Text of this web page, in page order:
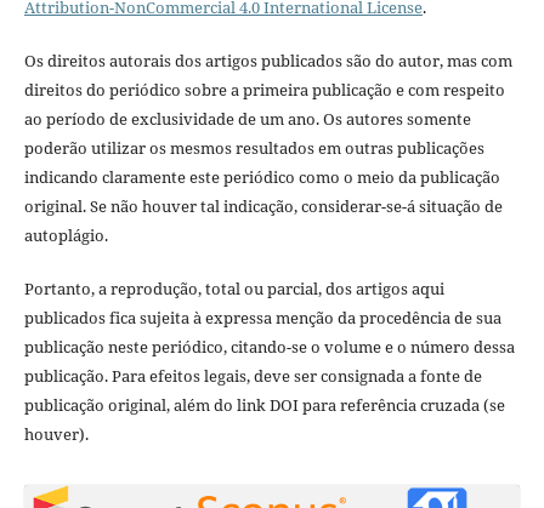
Attribution-NonCommercial 4.0 International License.
Os direitos autorais dos artigos publicados são do autor, mas com
direitos do periódico sobre a primeira publicação e com respeito
ao período de exclusividade de um ano. Os autores somente
poderão utilizar os mesmos resultados em outras publicações
indicando claramente este periódico como o meio da publicação
original. Se não houver tal indicação, considerar-se-á situação de
autoplágio.
Portanto, a reprodução, total ou parcial, dos artigos aqui
publicados fica sujeita à expressa menção da procedência de sua
publicação neste periódico, citando-se o volume e o número dessa
publicação. Para efeitos legais, deve ser consignada a fonte de
publicação original, além do link DOI para referência cruzada (se
houver).